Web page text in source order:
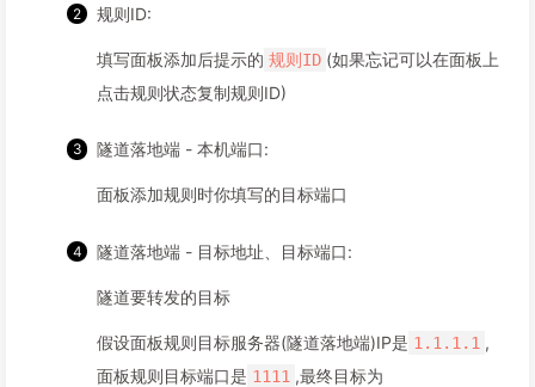
规则ID:
填写面板添加后提示的 规则ID (如果忘记可以在面板上
点击规则状态复制规则ID)
隧道落地端 - 本机端口:
面板添加规则时你填写的目标端口
隧道落地端 - 目标地址、目标端口:
隧道要转发的目标
假设面板规则目标服务器(隧道落地端)IP是 1.1.1.1 ,
面板规则目标端口是 1111 ,最终目标为